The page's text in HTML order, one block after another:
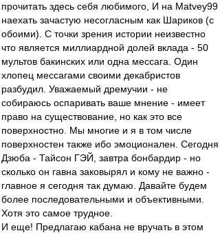
прочитать здесь себя любимого, И на Matvey99
наехать зачастую несогласным как Шариков (с
обоими). С точки зрения истории неизвестно
что является миллиардной долей вклада - 50
мультов бакинских или одна мессага. Один
хлопец мессагами своими декабристов
разбудил. Уважаемый дремучии - не
собираюсь оспаривать ваше мнение - имеет
право на существование, но как это все
поверхностно. Мы многие и я в том числе
поверхностен также ибо эмоционален. Сегодня
Дзюба - Тайсон ГЭЙ, завтра бонбардир - но
сколько он гавна заковырял и кому не важно -
главное я сегодня так думаю. Давайте будем
более последовательными и объективными.
Хотя это самое трудное.
И еще! Предлагаю кабана не вручать в этом